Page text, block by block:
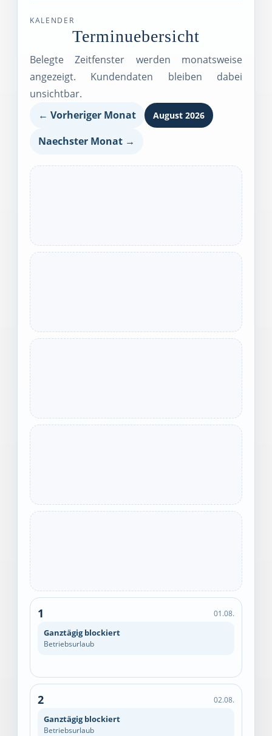
KALENDER
Terminuebersicht
Belegte Zeitfenster werden monatsweise
angezeigt. Kundendaten bleiben dabei
unsichtbar.
← Vorheriger Monat
August 2026
Naechster Monat →
1 01.08.
Ganztägig blockiert
Betriebsurlaub
2 02.08.
Ganztägig blockiert
Betriebsurlaub